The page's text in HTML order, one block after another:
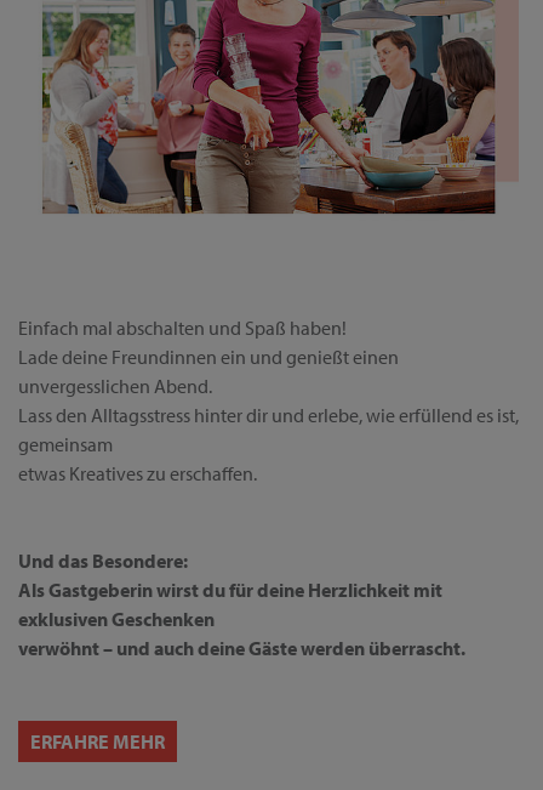
Einfach mal abschalten und Spaß haben!
Lade deine Freundinnen ein und genießt einen
unvergesslichen Abend.
Lass den Alltagsstress hinter dir und erlebe, wie erfüllend es ist,
gemeinsam
etwas Kreatives zu erschaffen.
Und das Besondere:
Als Gastgeberin wirst du für deine Herzlichkeit mit
exklusiven Geschenken
verwöhnt – und auch deine Gäste werden überrascht.
ERFAHRE MEHR